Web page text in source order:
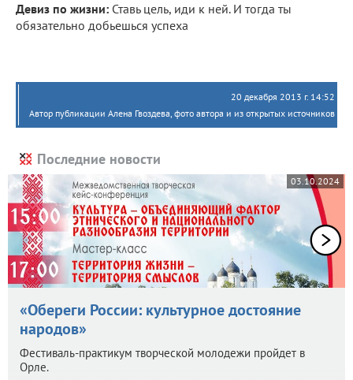
Девиз по жизни: Ставь цель, иди к ней. И тогда ты
обязательно добьешься успеха
20 декабря 2013 г. 14:52
Автор публикации Алена Гвоздева, фото автора и из открытых источников
Последние новости
03.10.2024
«Обереги России: культурное достояние
народов»
Фестиваль-практикум творческой молодежи пройдет в
Орле.